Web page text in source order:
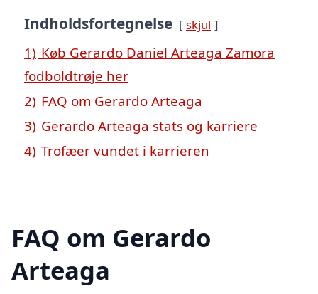
Indholdsfortegnelse skjul
1) Køb Gerardo Daniel Arteaga Zamora
fodboldtrøje her
2) FAQ om Gerardo Arteaga
3) Gerardo Arteaga stats og karriere
4) Trofæer vundet i karrieren
FAQ om Gerardo
Arteaga